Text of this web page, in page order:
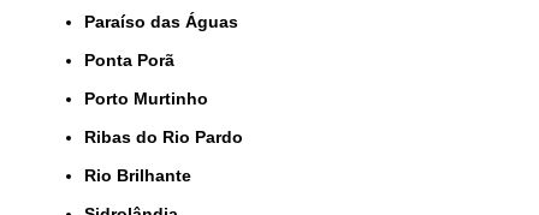
Paraíso das Águas
Ponta Porã
Porto Murtinho
Ribas do Rio Pardo
Rio Brilhante